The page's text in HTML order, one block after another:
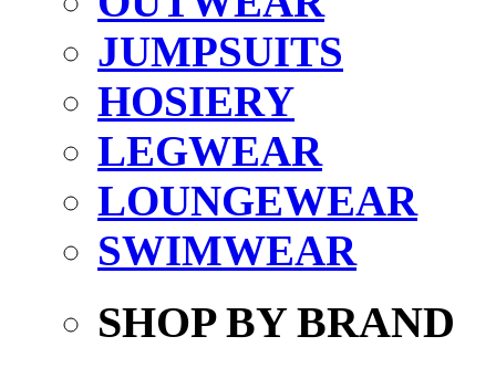
JUMPSUITS
HOSIERY
LEGWEAR
LOUNGEWEAR
SWIMWEAR
SHOP BY BRAND